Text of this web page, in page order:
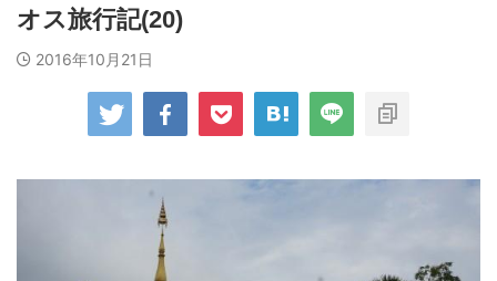
オス旅行記(20)
2016年10月21日